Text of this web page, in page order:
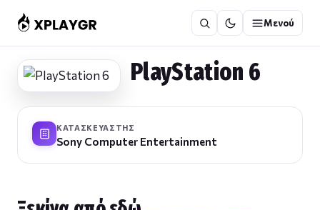
στο
περιεχόμενο
Μενού
PlayStation 6
ΚΑΤΑΣΚΕΥΑΣΤΉΣ
Sony Computer Entertainment